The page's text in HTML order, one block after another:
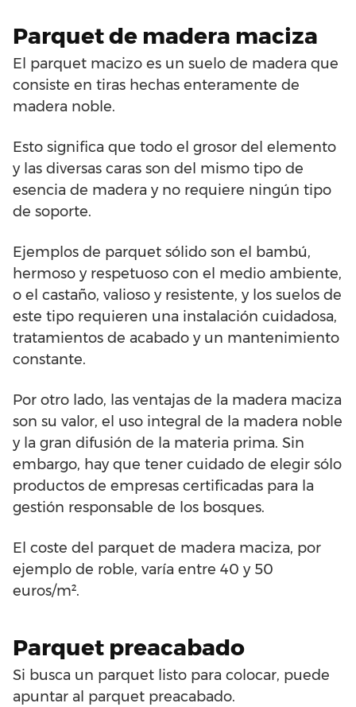
Parquet de madera maciza
El parquet macizo es un suelo de madera que
consiste en tiras hechas enteramente de
madera noble.
Esto significa que todo el grosor del elemento
y las diversas caras son del mismo tipo de
esencia de madera y no requiere ningún tipo
de soporte.
Ejemplos de parquet sólido son el bambú,
hermoso y respetuoso con el medio ambiente,
o el castaño, valioso y resistente, y los suelos de
este tipo requieren una instalación cuidadosa,
tratamientos de acabado y un mantenimiento
constante.
Por otro lado, las ventajas de la madera maciza
son su valor, el uso integral de la madera noble
y la gran difusión de la materia prima. Sin
embargo, hay que tener cuidado de elegir sólo
productos de empresas certificadas para la
gestión responsable de los bosques.
El coste del parquet de madera maciza, por
ejemplo de roble, varía entre 40 y 50
euros/m².
Parquet preacabado
Si busca un parquet listo para colocar, puede
apuntar al parquet preacabado.